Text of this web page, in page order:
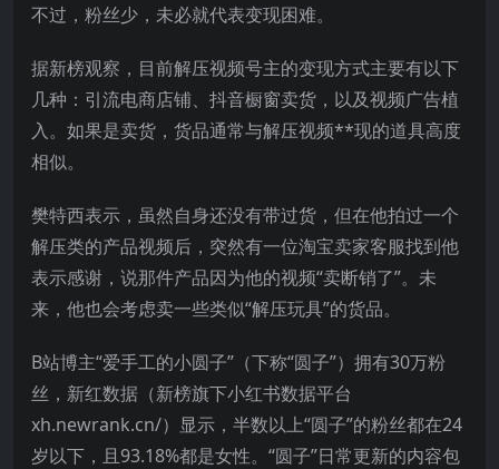
不过，粉丝少，未必就代表变现困难。
据新榜观察，目前解压视频号主的变现方式主要有以下
几种：引流电商店铺、抖音橱窗卖货，以及视频广告植
入。如果是卖货，货品通常与解压视频**现的道具高度
相似。
樊特西表示，虽然自身还没有带过货，但在他拍过一个
解压类的产品视频后，突然有一位淘宝卖家客服找到他
表示感谢，说那件产品因为他的视频“卖断销了”。未
来，他也会考虑卖一些类似“解压玩具”的货品。
B站博主“爱手工的小圆子”（下称“圆子”）拥有30万粉
丝，新红数据（新榜旗下小红书数据平台
xh.newrank.cn/）显示，半数以上“圆子”的粉丝都在24
岁以下，且93.18%都是女性。“圆子”日常更新的内容包